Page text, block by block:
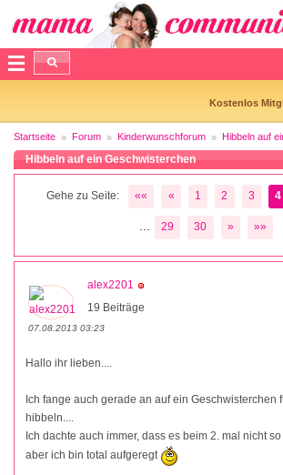
Kostenlos
Startseite Forum Kinderwunschforum Hibbeln auf
Hibbeln auf ein Geschwisterchen
Gehe zu Seite: «« « 1 2 3 4
29 30 » »»
alex2201
19 Beiträge
07.08.2013 03:23
Hallo ihr lieben....
Ich fange auch gerade an auf ein Geschwisterchen
hibbeln....
Ich dachte auch immer, dass es beim 2. mal nicht
aber ich bin total aufgeregt